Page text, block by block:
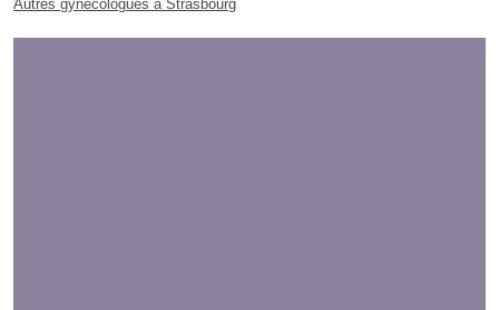
Autres gynécologues à Strasbourg